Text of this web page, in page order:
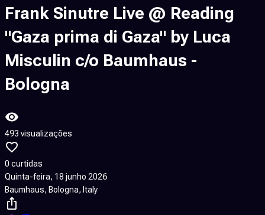
Frank Sinutre Live @ Reading
"Gaza prima di Gaza" by Luca
Misculin c/o Baumhaus -
Bologna
493 visualizações
0 curtidas
Quinta-feira, 18 junho 2026
Baumhaus, Bologna, Italy